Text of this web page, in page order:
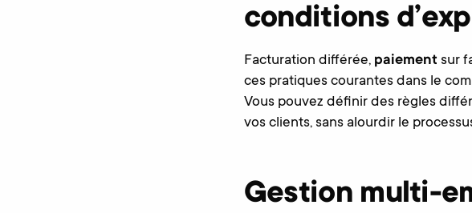
conditions
Facturation différée, paiementsur
ces pratiques courantes dans le
Vous pouvez définir des règles
vos clients, sans alourdir le
Gestion multi-